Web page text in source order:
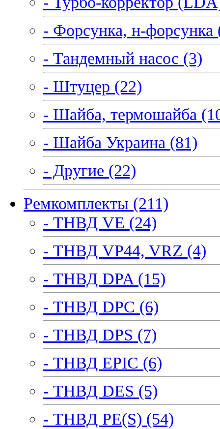
- Форсунка, н-форсунка
- Тандемный насос (3)
- Штуцер (22)
- Шайба, термошайба
- Шайба Украина (81)
- Другие (22)
Ремкомплекты (211)
- ТНВД VE (24)
- ТНВД VP44, VRZ (4)
- ТНВД DPA (15)
- ТНВД DPC (6)
- ТНВД DPS (7)
- ТНВД EPIC (6)
- ТНВД DES (5)
- ТНВД PE(S) (54)